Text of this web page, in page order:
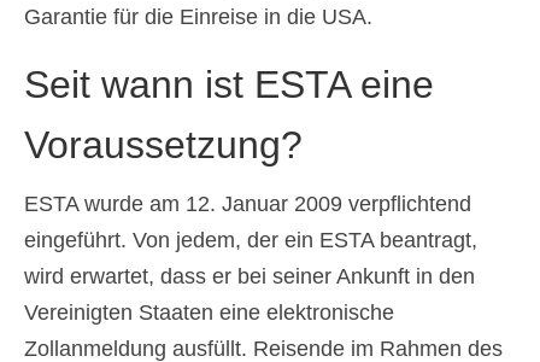
Garantie für die Einreise in die USA.
Seit wann ist ESTA eine
Voraussetzung?
ESTA wurde am 12. Januar 2009 verpflichtend
eingeführt. Von jedem, der ein ESTA beantragt,
wird erwartet, dass er bei seiner Ankunft in den
Vereinigten Staaten eine elektronische
Zollanmeldung ausfüllt. Reisende im Rahmen des